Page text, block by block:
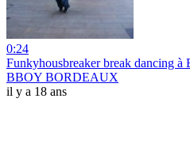
0:24
Funkyhousbreaker break dancing à
BBOY BORDEAUX
il y a 18 ans